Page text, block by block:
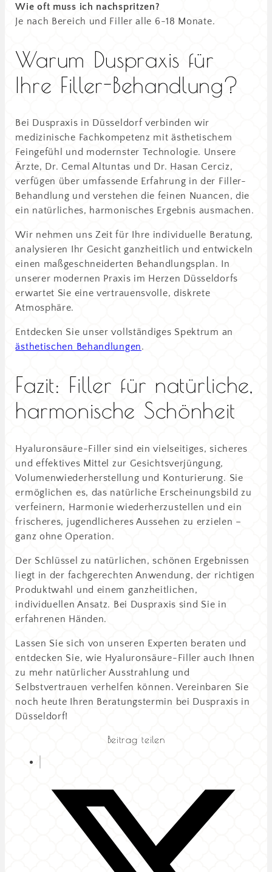
Wie oft muss ich nachspritzen?
Je nach Bereich und Filler alle 6-18 Monate.
Warum Duspraxis für
Ihre Filler-Behandlung?
Bei Duspraxis in Düsseldorf verbinden wir
medizinische Fachkompetenz mit ästhetischem
Feingefühl und modernster Technologie. Unsere
Ärzte, Dr. Cemal Altuntas und Dr. Hasan Cerciz,
verfügen über umfassende Erfahrung in der Filler-
Behandlung und verstehen die feinen Nuancen, die
ein natürliches, harmonisches Ergebnis ausmachen.
Wir nehmen uns Zeit für Ihre individuelle Beratung,
analysieren Ihr Gesicht ganzheitlich und entwickeln
einen maßgeschneiderten Behandlungsplan. In
unserer modernen Praxis im Herzen Düsseldorfs
erwartet Sie eine vertrauensvolle, diskrete
Atmosphäre.
Entdecken Sie unser vollständiges Spektrum an
ästhetischen Behandlungen.
Fazit: Filler für natürliche,
harmonische Schönheit
Hyaluronsäure-Filler sind ein vielseitiges, sicheres
und effektives Mittel zur Gesichtsverjüngung,
Volumenwiederherstellung und Konturierung. Sie
ermöglichen es, das natürliche Erscheinungsbild zu
verfeinern, Harmonie wiederherzustellen und ein
frischeres, jugendlicheres Aussehen zu erzielen –
ganz ohne Operation.
Der Schlüssel zu natürlichen, schönen Ergebnissen
liegt in der fachgerechten Anwendung, der richtigen
Produktwahl und einem ganzheitlichen,
individuellen Ansatz. Bei Duspraxis sind Sie in
erfahrenen Händen.
Lassen Sie sich von unseren Experten beraten und
entdecken Sie, wie Hyaluronsäure-Filler auch Ihnen
zu mehr natürlicher Ausstrahlung und
Selbstvertrauen verhelfen können. Vereinbaren Sie
noch heute Ihren Beratungstermin bei Duspraxis in
Düsseldorf!
Beitrag teilen